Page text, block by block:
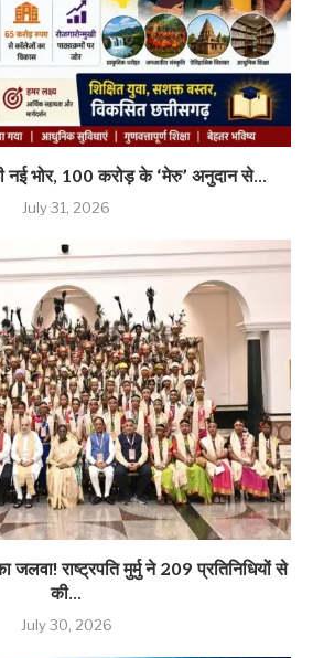
नई भोर, 100 करोड़ के ‘मेरु’ अनुदान से...
July 31, 2026
जलवा! राष्ट्रपति मुर्मु ने 209 प्रतिनिधियों से
की...
July 30, 2026